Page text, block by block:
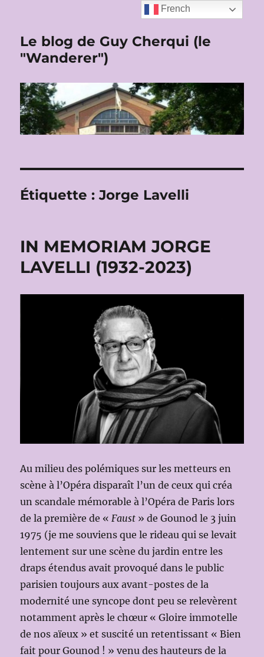
Le blog de Guy Cherqui (le
"Wanderer")
Étiquette :Jorge Lavelli
IN MEMORIAM JORGE
LAVELLI (1932-2023)
Au milieu des polémiques sur les metteurs en
scène à l’Opéra disparaît l’un de ceux qui créa
un scandale mémorable à l’Opéra de Paris lors
de la première de « Faust » de Gounod le 3 juin
1975 (je me souviens que le rideau qui se levait
lentement sur une scène du jardin entre les
draps étendus avait provoqué dans le public
parisien toujours aux avant-postes de la
modernité une syncope dont peu se relevèrent
notamment après le chœur « Gloire immotelle
de nos aïeux » et suscité un retentissant « Bien
fait pour Gounod ! » venu des hauteurs de la
French